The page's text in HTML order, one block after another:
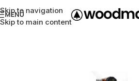
Skip to navigation
Skip to main content
MENÜ